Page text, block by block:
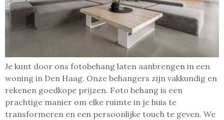
Je kunt door ons fotobehang laten aanbrengen in een
woning in Den Haag. Onze behangers zijn vakkundig en
rekenen goedkope prijzen. Foto behang is een
prachtige manier om elke ruimte in je huis te
transformeren en een persoonlijke touch te geven. We